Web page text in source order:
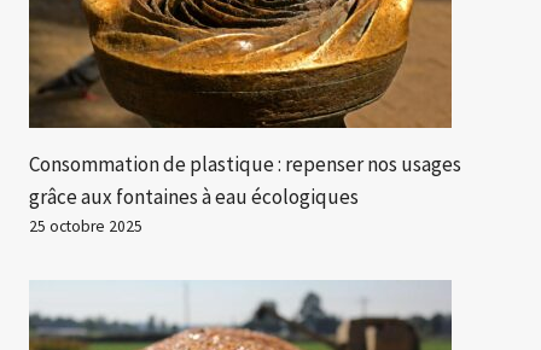
Consommation de plastique : repenser nos usages
grâce aux fontaines à eau écologiques
25 octobre 2025